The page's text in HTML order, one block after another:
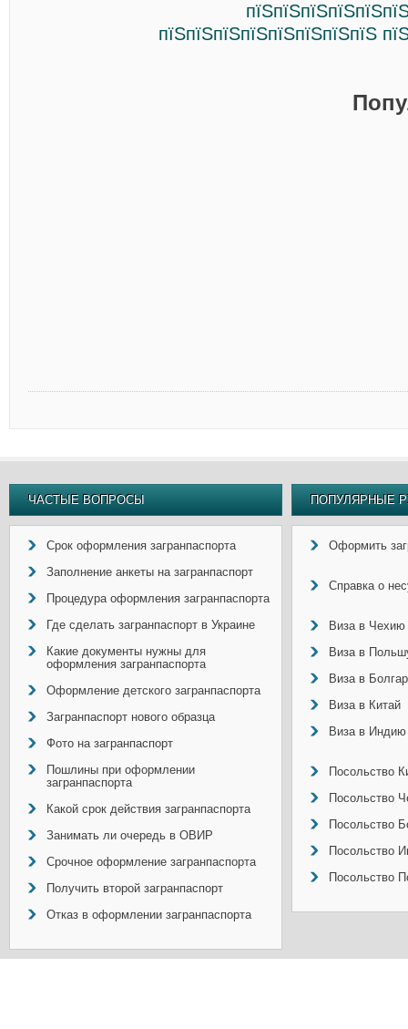
пїЅпїЅпїЅпїЅпїЅпїЅпїЅпїЅ
ЧАСТЫЕ ВОПРОСЫ
Срок оформления загранпаспорта
Заполнение анкеты на загранпаспорт
Процедура оформления загранпаспорта
Где сделать загранпаспорт в Украине
Какие документы нужны для
оформления загранпаспорта
Оформление детского загранпаспорта
Загранпаспорт нового образца
Фото на загранпаспорт
Пошлины при оформлении
загранпаспорта
Какой срок действия загранпаспорта
Занимать ли очередь в ОВИР
Срочное оформление загранпаспорта
Получить второй загранпаспорт
Отказ в оформлении загранпаспорта
ПОПУЛЯРНЫЕ
Оформить
Справка о
Виза в Чехию
Виза в
Виза в
Виза в Китай
Виза в Индию
Посольство
Посольство
Посольство
Посольство
Посольство